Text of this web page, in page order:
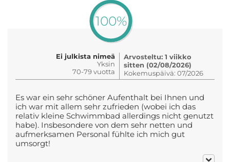
100%
Ei julkista nimeä
Yksin
70-79 vuotta
Arvosteltu: 1 viikko
sitten (02/08/2026)
Kokemuspäivä: 07/2026
Es war ein sehr schöner Aufenthalt bei Ihnen und
ich war mit allem sehr zufrieden (wobei ich das
relativ kleine Schwimmbad allerdings nicht genutzt
habe). Insbesondere von dem sehr netten und
aufmerksamen Personal fühlte ich mich gut
umsorgt!